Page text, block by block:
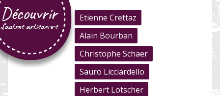
Etienne Crettaz
Alain Bourban
Christophe Schaer
Sauro Licciardello
Herbert Lötscher